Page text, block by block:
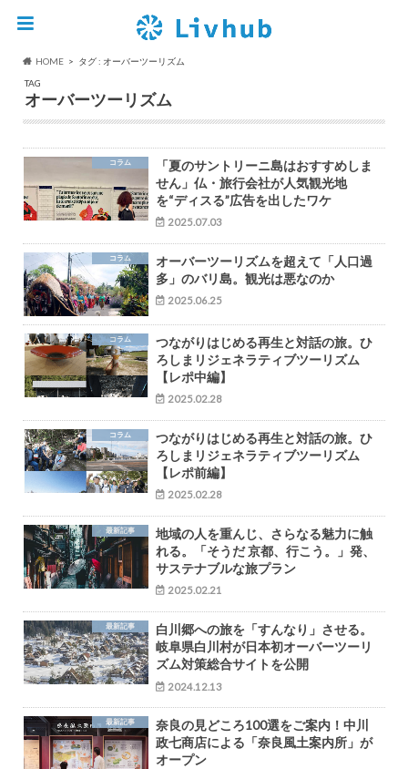
HOME
タグ : オーバーツーリズム
TAG
オーバーツーリズム
コラム
「夏のサントリーニ島はおすすめしま
せん」仏・旅行会社が人気観光地
を“ディスる”広告を出したワケ
2025.07.03
コラム
オーバーツーリズムを超えて「人口過
多」のバリ島。観光は悪なのか
2025.06.25
コラム
つながりはじめる再生と対話の旅。ひ
ろしまリジェネラティブツーリズム
【レポ中編】
2025.02.28
コラム
つながりはじめる再生と対話の旅。ひ
ろしまリジェネラティブツーリズム
【レポ前編】
2025.02.28
最新記事
地域の人を重んじ、さらなる魅力に触
れる。「そうだ 京都、行こう。」発、
サステナブルな旅プラン
2025.02.21
最新記事
白川郷への旅を「すんなり」させる。
岐阜県白川村が日本初オーバーツーリ
ズム対策総合サイトを公開
2024.12.13
最新記事
奈良の見どころ100選をご案内！中川
政七商店による「奈良風土案内所」が
オープン